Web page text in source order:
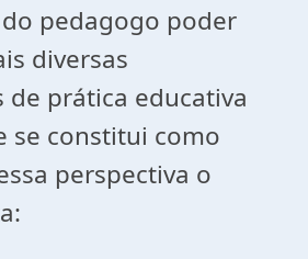
pedagogo poder
diversas
de prática educativa
se constitui como
perspectiva o